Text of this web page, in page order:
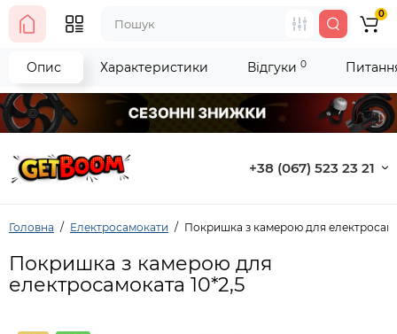
+38 (067) 523 23 21
0
Головна Електросамокати Покришка з камерою для
Покришка з камерою для
електросамоката 10*2,5
Опис Характеристики Відгуки 0